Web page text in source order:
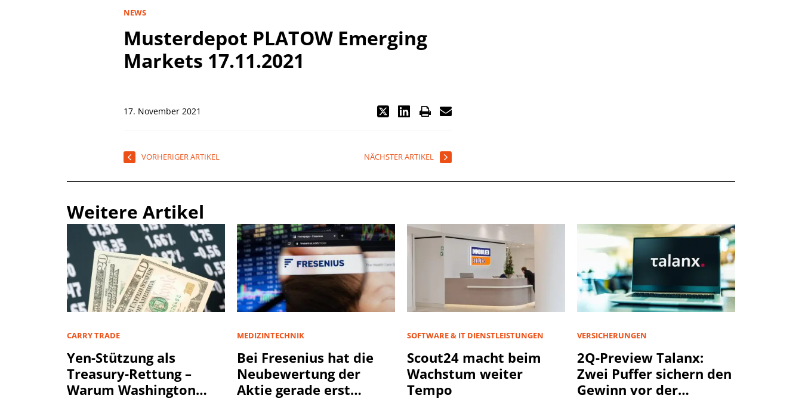
NEWS
Musterdepot PLATOW Emerging
Markets 17.11.2021
17. November 2021
VORHERIGER ARTIKEL NÄCHSTER ARTIKEL
Weitere Artikel
CARRY TRADE
Yen-Stützung als
Treasury-Rettung –
Warum Washington
MEDIZINTECHNIK
Bei Fresenius hat die
Neubewertung der
Aktie gerade erst
SOFTWARE & IT DIENSTLEISTUNGEN
Scout24 macht beim
Wachstum weiter
Tempo
VERSICHERUNGEN
2Q-Preview Talanx:
Zwei Puffer sichern den
Gewinn vor der